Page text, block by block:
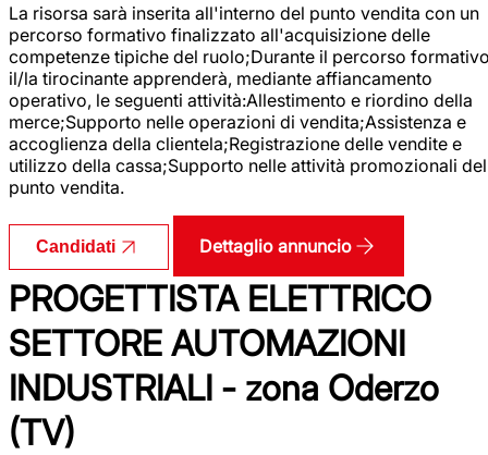
La risorsa sarà inserita all'interno del punto vendita con un
percorso formativo finalizzato all'acquisizione delle
competenze tipiche del ruolo;Durante il percorso
il/la tirocinante apprenderà, mediante affiancamento
operativo, le seguenti attività:Allestimento e riordino della
merce;Supporto nelle operazioni di vendita;Assistenza e
accoglienza della clientela;Registrazione delle vendite e
utilizzo della cassa;Supporto nelle attività promozionali del
punto vendita.
Candidati Dettaglio annuncio
PROGETTISTA ELETTRICO
SETTORE AUTOMAZIONI
INDUSTRIALI - zona Oderzo
(TV)